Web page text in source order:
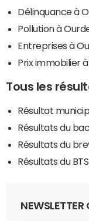
Délinquance à
Pollution à
Entreprises à
Prix immobilier
Tous les
Résultat
Résultats du
Résultats du
Résultats du
NEWSLETTER